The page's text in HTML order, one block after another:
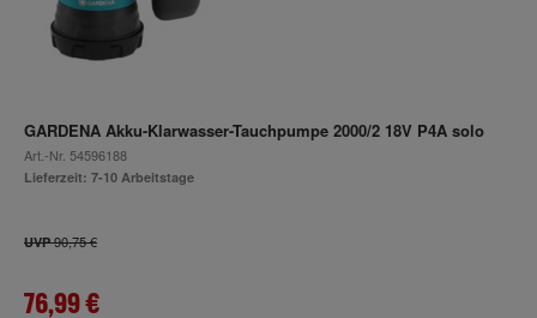
GARDENA Akku-Klarwasser-Tauchpumpe 2000/2 18V P4A solo
Art.-Nr. 54596188
Lieferzeit: 7-10 Arbeitstage
UVP90,75 €
76,99 €